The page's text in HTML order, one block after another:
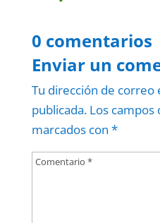
0 comentarios
Enviar un
Tu dirección de correo
publicada. Los campos
marcados con *